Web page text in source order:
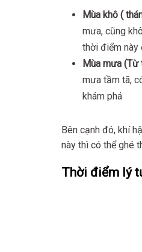
Mùa khô (
mưa, cũng
thời điểm này
Mùa mưa (Từ
mưa tầm tã,
khám phá
Bên cạnh đó, khí
này thì có thể ghé
Thời điểm lý